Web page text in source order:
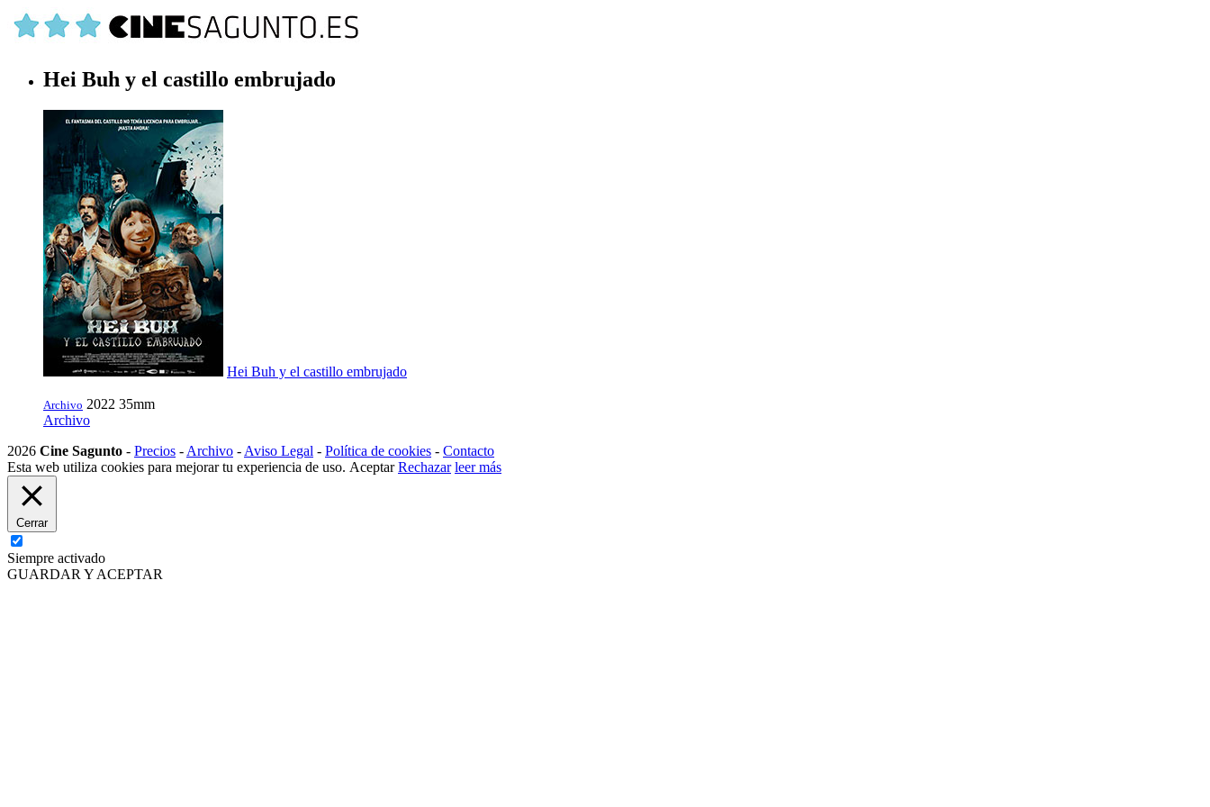
Hei Buh y el castillo embrujado
Hei Buh y el castillo embrujado
Archivo 2022 35mm
Archivo
2026 Cine Sagunto - Precios - Archivo - Aviso Legal - Política de cookies - Contacto
Esta web utiliza cookies para mejorar tu experiencia de uso. Aceptar Rechazar leer más
Cerrar
Siempre activado
GUARDAR Y ACEPTAR